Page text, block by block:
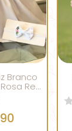
Branco
Ref